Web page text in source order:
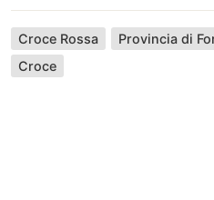
Croce Rossa
Croce